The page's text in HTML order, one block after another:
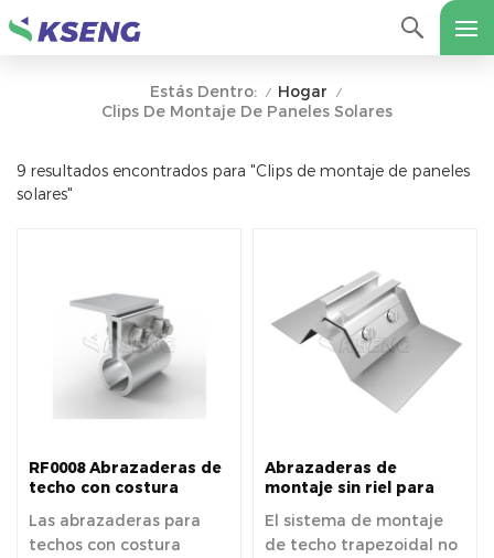
Estás Dentro: / Hogar /
Clips De Montaje De Paneles Solares
9 resultados encontrados para "Clips de montaje de paneles
solares"
RF0008 Abrazaderas de
techo con costura
solares
Las abrazaderas para
techos con costura
Abrazaderas de
montaje sin riel para
de metal trapezoidal
El sistema de montaje
de techo trapezoidal no